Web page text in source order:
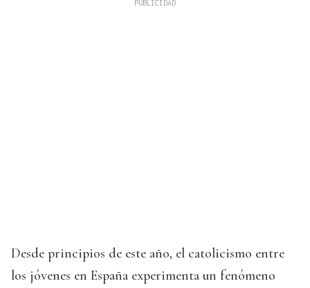
Desde principios de este año, el catolicismo entre
los jóvenes en España experimenta un fenómeno